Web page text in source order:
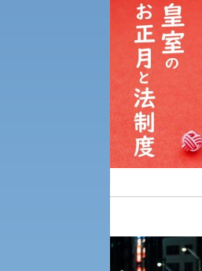
入学試験要項・出願書類
障害学生教育支援センター
生態系サービス研究センター
の方へ 学外機関向け